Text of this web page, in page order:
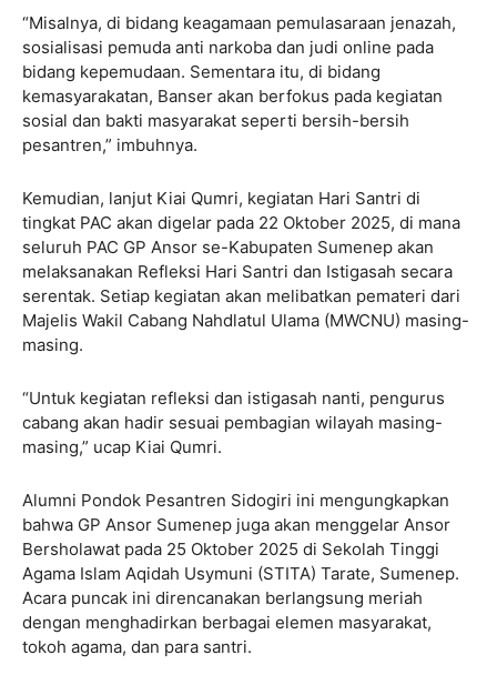
“Misalnya, di bidang keagamaan pemulasaraan jenazah,
sosialisasi pemuda anti narkoba dan judi online pada
bidang kepemudaan. Sementara itu, di bidang
kemasyarakatan, Banser akan berfokus pada kegiatan
sosial dan bakti masyarakat seperti bersih-bersih
pesantren,” imbuhnya.
Kemudian, lanjut Kiai Qumri, kegiatan Hari Santri di
tingkat PAC akan digelar pada 22 Oktober 2025, di mana
seluruh PAC GP Ansor se-Kabupaten Sumenep akan
melaksanakan Refleksi Hari Santri dan Istigasah secara
serentak. Setiap kegiatan akan melibatkan pemateri dari
Majelis Wakil Cabang Nahdlatul Ulama (MWCNU) masing-
masing.
“Untuk kegiatan refleksi dan istigasah nanti, pengurus
cabang akan hadir sesuai pembagian wilayah masing-
masing,” ucap Kiai Qumri.
Alumni Pondok Pesantren Sidogiri ini mengungkapkan
bahwa GP Ansor Sumenep juga akan menggelar Ansor
Bersholawat pada 25 Oktober 2025 di Sekolah Tinggi
Agama Islam Aqidah Usymuni (STITA) Tarate, Sumenep.
Acara puncak ini direncanakan berlangsung meriah
dengan menghadirkan berbagai elemen masyarakat,
tokoh agama, dan para santri.